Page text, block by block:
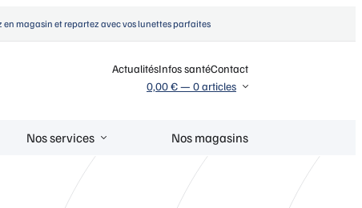
en magasin et repartez avec vos lunettes parfaites
ActualitésInfos santéContact
0,00 €— 0 articles
Nos services Nos magasins